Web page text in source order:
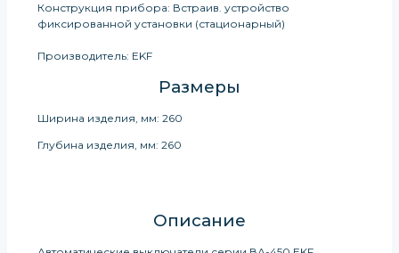
Конструкция прибора: Встраив. устройство
фиксированной установки (стационарный)
Производитель: EKF
Размеры
Ширина изделия, мм: 260
Глубина изделия, мм: 260
Описание